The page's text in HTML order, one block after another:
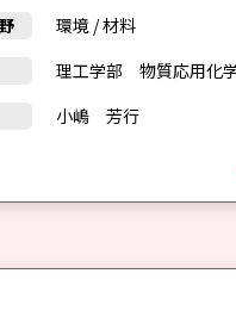
環境/材料
理工学部 物質応用化
小嶋 芳行